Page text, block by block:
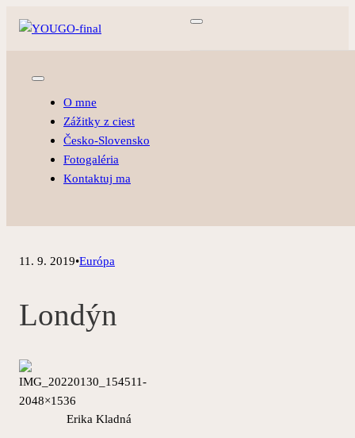
O mne
Zážitky z ciest
Česko-Slovensko
Fotogaléria
Kontaktuj ma
11. 9. 2019•Európa
Londýn
Erika Kladná